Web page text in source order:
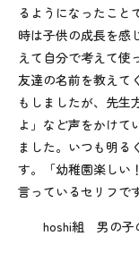
るようになったこと
時は子供の成長を感
えて自分で考えて使
友達の名前を教えて
もしましたが、先生
よ」など声をかけて
ました。いつも明る
す。「幼稚園楽しい
言っているセリフで
hoshi組 男の子